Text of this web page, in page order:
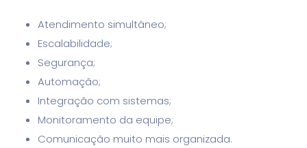
Atendimento simultâneo;
Escalabilidade;
Segurança;
Automação;
Integração com sistemas;
Monitoramento da equipe;
Comunicação muito mais organizada.